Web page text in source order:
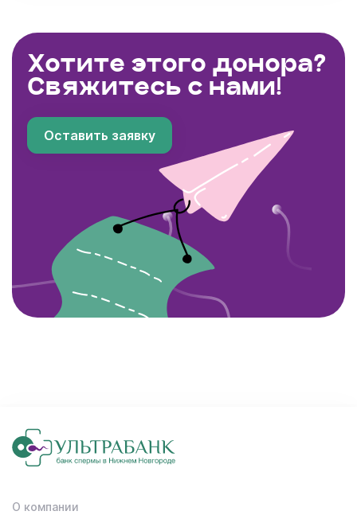
Хотите этого донора?
Свяжитесь с нами!
Оставить заявку
О компании